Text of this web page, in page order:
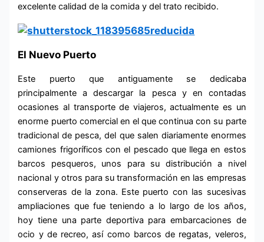
excelente calidad de la comida y del trato recibido.
El Nuevo Puerto
Este puerto que antiguamente se dedicaba
principalmente a descargar la pesca y en contadas
ocasiones al transporte de viajeros, actualmente es un
enorme puerto comercial en el que continua con su parte
tradicional de pesca, del que salen diariamente enormes
camiones frigoríficos con el pescado que llega en estos
barcos pesqueros, unos para su distribución a nivel
nacional y otros para su transformación en las empresas
conserveras de la zona. Este puerto con las sucesivas
ampliaciones que fue teniendo a lo largo de los años,
hoy tiene una parte deportiva para embarcaciones de
ocio y de recreo, así como barcos de regatas, veleros,